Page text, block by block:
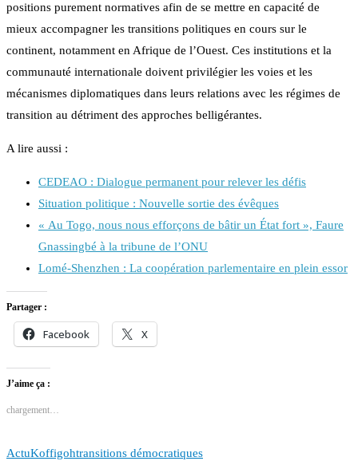
positions purement normatives afin de se mettre en capacité de
mieux accompagner les transitions politiques en cours sur le
continent, notamment en Afrique de l’Ouest. Ces institutions et la
communauté internationale doivent privilégier les voies et les
mécanismes diplomatiques dans leurs relations avec les régimes de
transition au détriment des approches belligérantes.
A lire aussi :
CEDEAO : Dialogue permanent pour relever les défis
Situation politique : Nouvelle sortie des évêques
« Au Togo, nous nous efforçons de bâtir un État fort », Faure
Gnassingbé à la tribune de l’ONU
Lomé-Shenzhen : La coopération parlementaire en plein essor
Partager :
Facebook X
J’aime ça :
chargement…
ActuKoffigohtransitions démocratiques